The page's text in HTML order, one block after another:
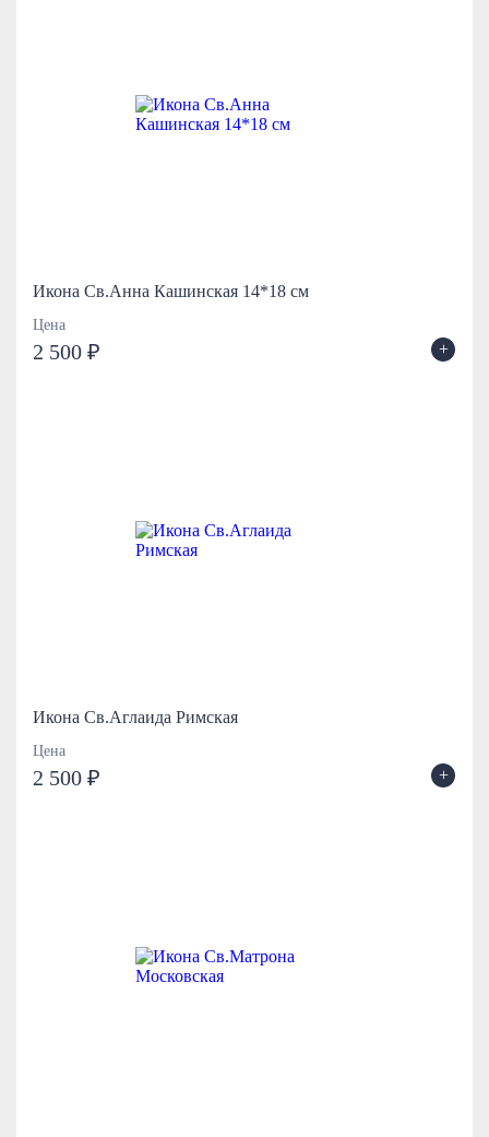
Икона Св.Анна Кашинская 14*18 см
Цена
2 500 ₽ +
Икона Св.Аглаида Римская
Цена
2 500 ₽ +